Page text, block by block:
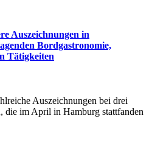
Auszeichnungen in
Bordgastronomie,
Tätigkeiten
Auszeichnungen bei drei
die im April in Hamburg stattfanden